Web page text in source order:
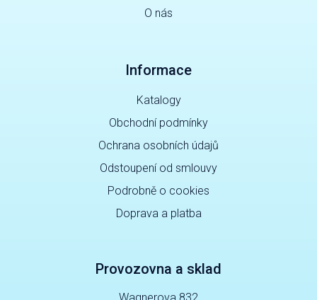
O nás
Informace
Katalogy
Obchodní podmínky
Ochrana osobních údajů
Odstoupení od smlouvy
Podrobně o cookies
Doprava a platba
Provozovna a sklad